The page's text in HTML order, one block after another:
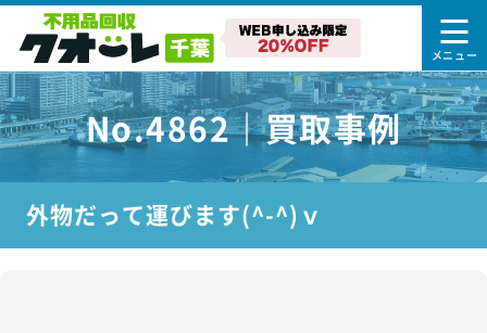
No.4862｜買取事例
外物だって運びます(^-^)ｖ